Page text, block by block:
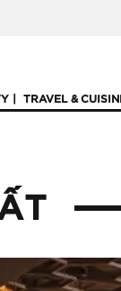
TRAVEL &